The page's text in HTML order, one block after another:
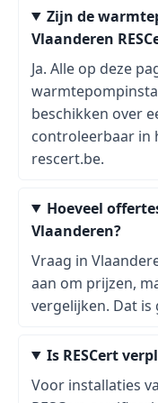
Zijn de
Vlaanderen
Ja. Alle op deze
beschikken over
controleerbaar in
rescert.be.
Hoeveel
Vlaanderen?
Vraag in
aan om prijzen,
vergelijken. Dat
Is RESCert
Voor installaties